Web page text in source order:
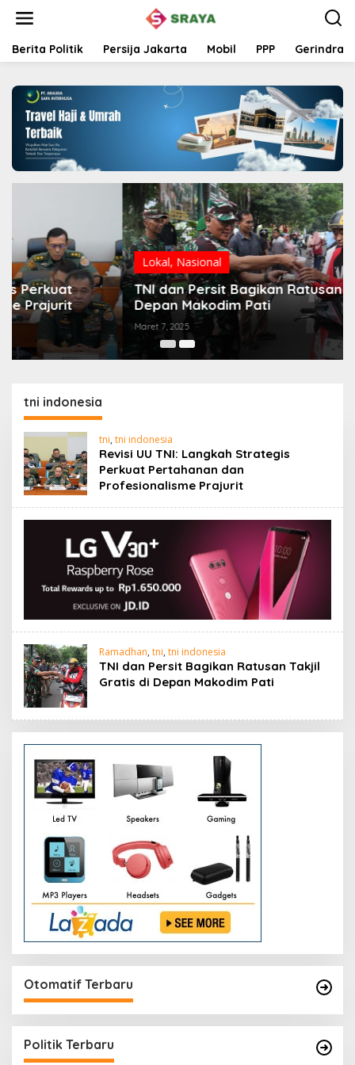
t
Berita Politik Persija Jakarta Mobil PPP Gerindra
Lokal,Nasional
TNI dan Persit Bagikan Ratusan Takjil Gratis di
Depan Makodim Pati
Maret 7, 2025
tni indonesia
tni, tni indonesia
Revisi UU TNI: Langkah Strategis
Perkuat Pertahanan dan
Profesionalisme Prajurit
Ramadhan, tni, tni indonesia
TNI dan Persit Bagikan Ratusan Takjil
Gratis di Depan Makodim Pati
Otomatif Terbaru
Politik Terbaru